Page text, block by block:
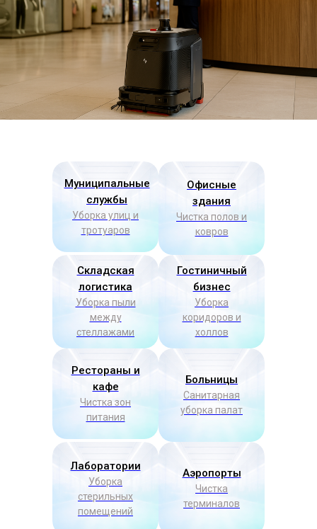
Муниципальные
службы
Уборка улиц и
тротуаров
Офисные
здания
Чистка полов и
ковров
Складская
логистика
Уборка пыли
между
стеллажами
Гостиничный
бизнес
Уборка
коридоров и
холлов
Рестораны и
кафе
Чистка зон
питания
Больницы
Санитарная
уборка палат
Лаборатории
Уборка
стерильных
помещений
Аэропорты
Чистка
терминалов